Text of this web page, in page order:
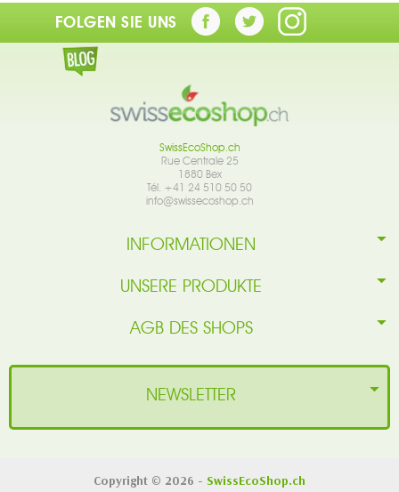
FOLGEN SIE UNS
SwissEcoShop.ch
Rue Centrale 25
1880 Bex
Tél. +41 24 510 50 50
info@swissecoshop.ch
INFORMATIONEN
UNSERE PRODUKTE
AGB DES SHOPS
NEWSLETTER
Copyright © 2026 - SwissEcoShop.ch